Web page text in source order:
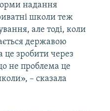
надання
школи теж
але тоді, коли
державою
зробити через
не проблема це
– сказала